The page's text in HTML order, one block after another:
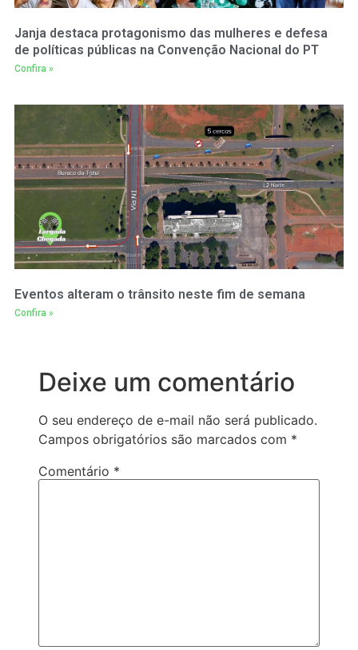
Janja destaca protagonismo das mulheres e defesa
de políticas públicas na Convenção Nacional do PT
Confira »
Eventos alteram o trânsito neste fim de semana
Confira »
Deixe um comentário
O seu endereço de e-mail não será publicado.
Campos obrigatórios são marcados com *
Comentário *